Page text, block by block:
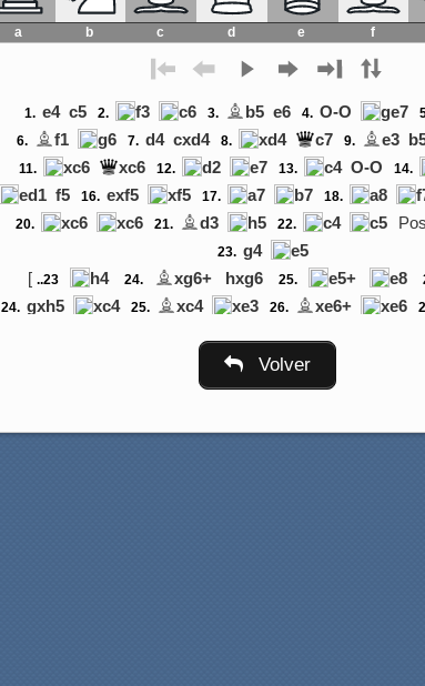
a b c d e f
1. e4 c5 2. f3 c6 3. b5 e6 4. O-O ge7
6. f1 g6 7. d4 cxd4 8. xd4 c7 9. e3
11. xc6 xc6 12. d2 e7 13. c4 O-O 14.
ed1 f5 16. exf5 xf5 17. a7 b7 18. a8
20. xc6 xc6 21. d3 h5 22. c4 c5
23. g4
e5
[..23 h4 24. xg6+ hxg6 25. e5+ e8
24. gxh5 xc4 25. xc4 xe3 26. xe6+ xe6
g8 d7
40. g4 d6 41.
Volver